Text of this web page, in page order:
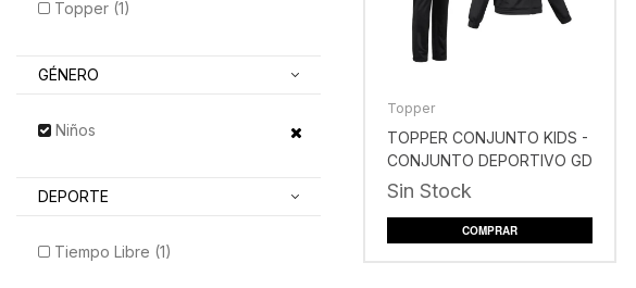
Topper (1)
GÉNERO
Niños
DEPORTE
Tiempo Libre (1)
Topper
TOPPER CONJUNTO KIDS -
CONJUNTO DEPORTIVO GD
NEGRO
Sin Stock
COMPRAR